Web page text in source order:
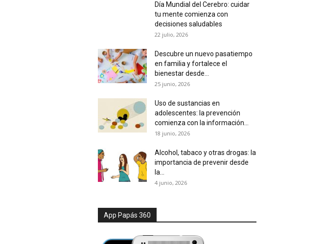
Día Mundial del Cerebro: cuidar
tu mente comienza con
decisiones saludables
22 julio, 2026
Descubre un nuevo pasatiempo
en familia y fortalece el
bienestar desde...
25 junio, 2026
Uso de sustancias en
adolescentes: la prevención
comienza con la información...
18 junio, 2026
Alcohol, tabaco y otras drogas: la
importancia de prevenir desde
la...
4 junio, 2026
App Papás 360